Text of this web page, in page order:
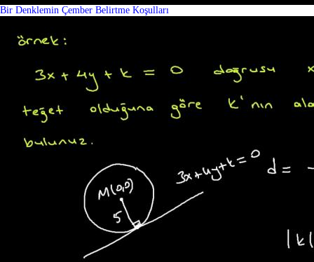
Bir Denklemin Çember Belirtme Koşulları